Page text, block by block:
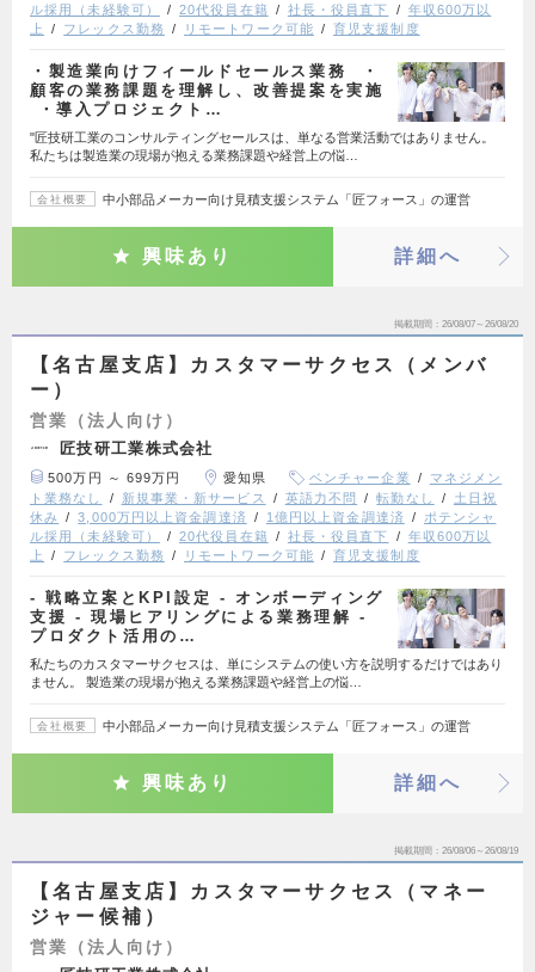
ル採用（未経験可）
20代役員在籍 社長・役員直下
年収600万以
上
フレックス勤務 リモートワーク可能 育児支援制度
・製造業向けフィールドセールス業務 ・
顧客の業務課題を理解し、改善提案を実施
・導入プロジェクト…
"匠技研工業のコンサルティングセールスは、単なる営業活動ではありません。
私たちは製造業の現場が抱える業務課題や経営上の悩…
会社概要 中小部品メーカー向け見積支援システム「匠フォース」の運営
興味あり 詳細へ
掲載期間 26/08/07～26/08/20
【名古屋支店】カスタマーサクセス（メンバ
ー）
営業（法人向け）
匠技研工業株式会社
500万円 ～ 699万円 愛知県 ベンチャー企業
マネジメン
ト業務なし
新規事業・新サービス 英語力不問 転勤なし
土日祝
休み
3,000万円以上資金調達済 1億円以上資金調達済
ポテンシャ
ル採用（未経験可）
20代役員在籍 社長・役員直下
年収600万以
上
フレックス勤務 リモートワーク可能 育児支援制度
- 戦略立案とKPI設定 - オンボーディング
支援 - 現場ヒアリングによる業務理解 -
プロダクト活用の…
私たちのカスタマーサクセスは、単にシステムの使い方を説明するだけではあり
ません。 製造業の現場が抱える業務課題や経営上の悩…
会社概要 中小部品メーカー向け見積支援システム「匠フォース」の運営
興味あり 詳細へ
掲載期間 26/08/06～26/08/19
【名古屋支店】カスタマーサクセス（マネー
ジャー候補）
営業（法人向け）